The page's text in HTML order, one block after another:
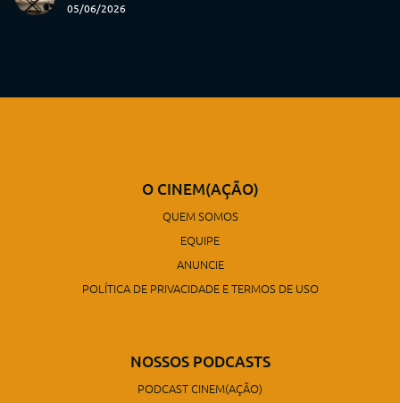
05/06/2026
O CINEM(AÇÃO)
QUEM SOMOS
EQUIPE
ANUNCIE
POLÍTICA DE PRIVACIDADE E TERMOS DE USO
NOSSOS PODCASTS
PODCAST CINEM(AÇÃO)